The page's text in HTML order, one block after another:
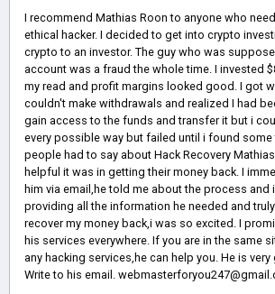
I recommend Mathias Roon to anyone who
ethical hacker. I decided to get into crypto
crypto to an investor. The guy who was
account was a fraud the whole time. I invested
my read and profit margins looked good. I got
couldn't make withdrawals and realized I had
gain access to the funds and transfer it but i
every possible way but failed until i found
people had to say about Hack Recovery
helpful it was in getting their money back. I
him via email,he told me about the process and
providing all the information he needed and
recover my money back,i was so excited. I
his services everywhere. If you are in the same
any hacking services,he can help you. He is
Write to his email.